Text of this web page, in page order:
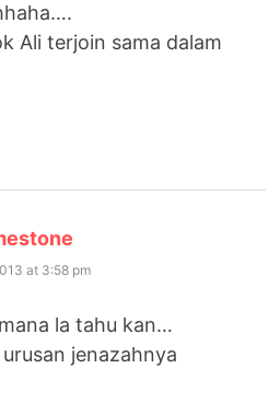
Ali terjoin sama dalam
at 3:58 pm
la tahu kan…
jenazahnya